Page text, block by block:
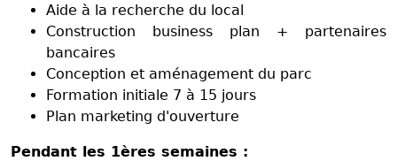
Aide à la recherche du local
Construction business plan + partenaires
bancaires
Conception et aménagement du parc
Formation initiale 7 à 15 jours
Plan marketing d'ouverture
Pendant les 1ères semaines :